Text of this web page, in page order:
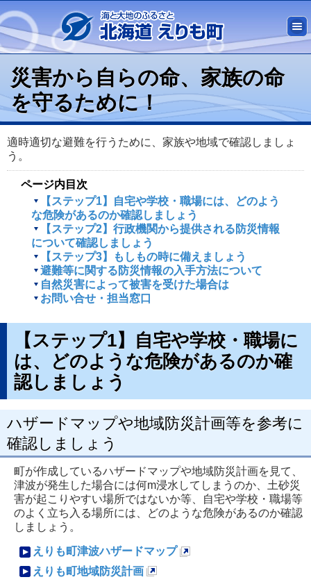
災害から自らの命、家族の命
を守るために！
適時適切な避難を行うために、家族や地域で確認しましょ
う。
ページ内目次
【ステップ1】自宅や学校・職場には、どのよう
な危険があるのか確認しましょう
【ステップ2】行政機関から提供される防災情報
について確認しましょう
【ステップ3】もしもの時に備えましょう
避難等に関する防災情報の入手方法について
自然災害によって被害を受けた場合は
お問い合せ・担当窓口
【ステップ1】自宅や学校・職場に
は、どのような危険があるのか確
認しましょう
ハザードマップや地域防災計画等を参考に
確認しましょう
町が作成しているハザードマップや地域防災計画を見て、
津波が発生した場合には何m浸水してしまうのか、土砂災
害が起こりやすい場所ではないか等、自宅や学校・職場等
のよく立ち入る場所には、どのような危険があるのか確認
しましょう。
えりも町津波ハザードマップ
えりも町地域防災計画